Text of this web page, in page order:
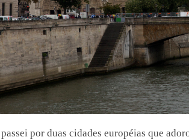
por duas cidades européias que